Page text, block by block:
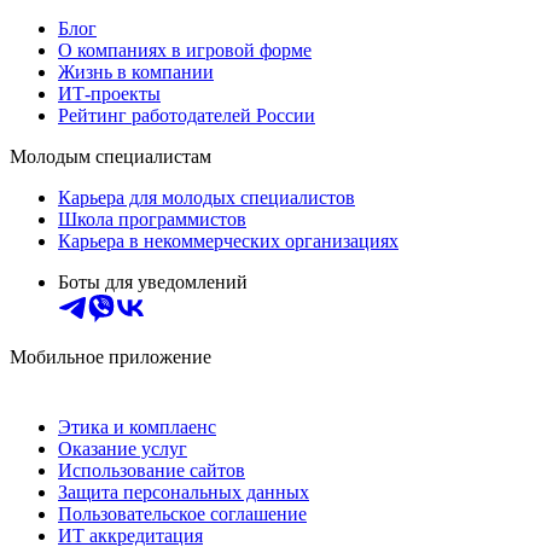
Блог
О компаниях в игровой форме
Жизнь в компании
ИТ-проекты
Рейтинг работодателей России
Молодым специалистам
Карьера для молодых специалистов
Школа программистов
Карьера в некоммерческих организациях
Боты для уведомлений
Мобильное приложение
Этика и комплаенс
Оказание услуг
Использование сайтов
Защита персональных данных
Пользовательское соглашение
ИТ аккредитация